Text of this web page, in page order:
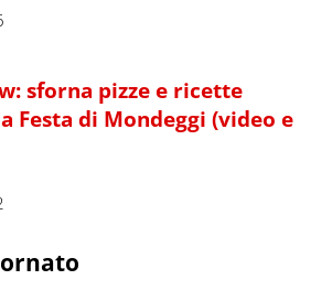
sforna pizze e ricette
Festa di Mondeggi (video e